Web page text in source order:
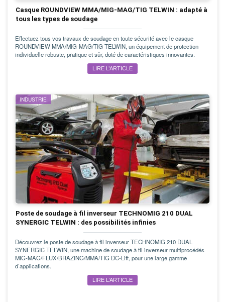
Casque ROUNDVIEW MMA/MIG-MAG/TIG TELWIN : adapté à
tous les types de soudage
Effectuez tous vos travaux de soudage en toute sécurité avec le casque
ROUNDVIEW MMA/MIG-MAG/TIG TELWIN, un équipement de protection
individuelle robuste, pratique et sûr, doté de caractéristiques innovantes.
LIRE L’ARTICLE
INDUSTRIE
Poste de soudage à fil inverseur TECHNOMIG 210 DUAL
SYNERGIC TELWIN : des possibilités infinies
Découvrez le poste de soudage à fil inverseur TECHNOMIG 210 DUAL
SYNERGIC TELWIN, une machine de soudage à fil inverseur multiprocédés
MIG-MAG/FLUX/BRAZING/MMA/TIG DC-Lift, pour une large gamme
d’applications.
LIRE L’ARTICLE